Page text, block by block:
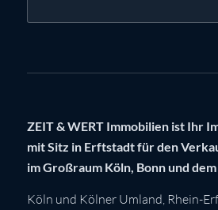
ZEIT & WERT Immobilien ist Ihr
mit Sitz in Erftstadt für den
im Großraum Köln, Bonn und
Köln und Kölner Umland, Rhein-